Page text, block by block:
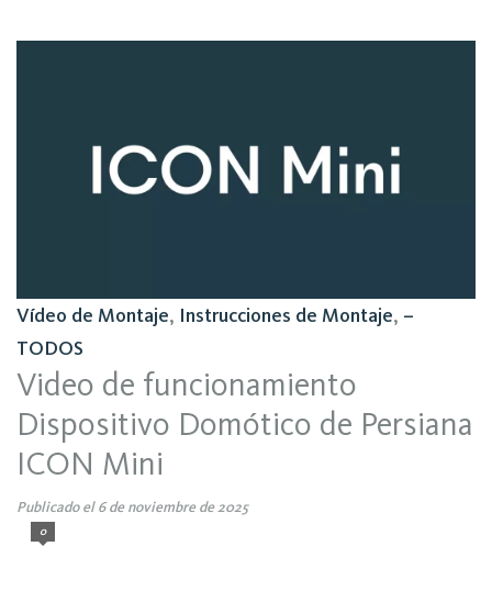
Vídeo de Montaje, Instrucciones de Montaje, –
TODOS
Video de funcionamiento
Dispositivo Domótico de Persiana
ICON Mini
Publicado el 6 de noviembre de 2025
0